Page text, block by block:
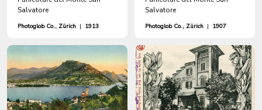
Salvatore
Photoglob Co., Zürich | 1913
Salvatore
Photoglob Co., Zürich | 1907